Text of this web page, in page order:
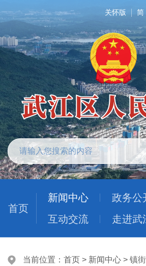
关怀版 简
首页
新闻中心 政务公
互动交流
走进武
当前位置： 首页 > 新闻中心 > 镇